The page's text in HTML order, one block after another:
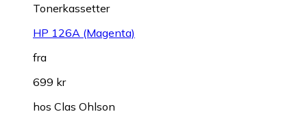
Tonerkassetter
HP 126A (Magenta)
fra
699 kr
hos Clas Ohlson